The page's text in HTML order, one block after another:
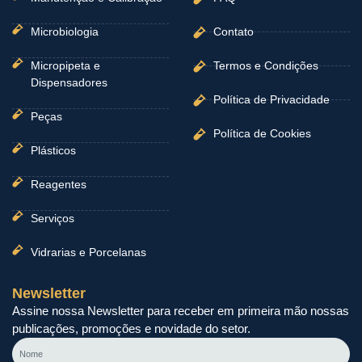
Microbiologia
Micropipeta e
Dispensadores
Peças
Plásticos
Reagentes
Serviços
Vidrarias e Porcelanas
Contato
Termos e Condições
Política de Privacidade
Política de Cookies
Newsletter
Assine nossa Newsletter para receber em primeira mão nossas
publicações, promoções e novidade do setor.
Nome